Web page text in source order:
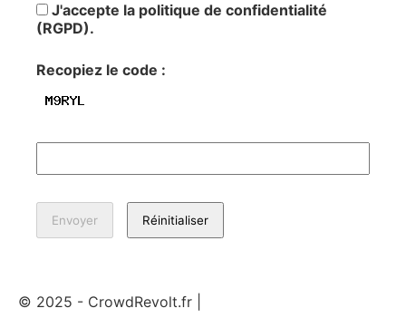
J'accepte la politique de confidentialité
(RGPD).
Recopiez le code :
© 2025 - CrowdRevolt.fr |